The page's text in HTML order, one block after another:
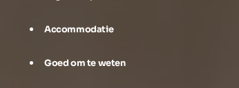
Accommodatie
Goed om te weten